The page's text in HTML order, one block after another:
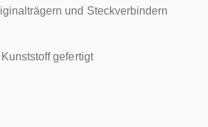
und Steckverbindern
gefertigt